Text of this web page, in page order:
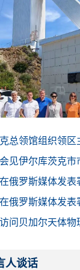
总领馆组织领区
见伊尔库茨克市
俄罗斯媒体发表
俄罗斯媒体发表
问贝加尔天体物
人谈话